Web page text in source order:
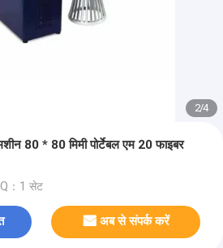
2/4
80 * 80 मिमी पोर्टेबल एम 20 फाइबर
：1 सेट
अब से संपर्क करें